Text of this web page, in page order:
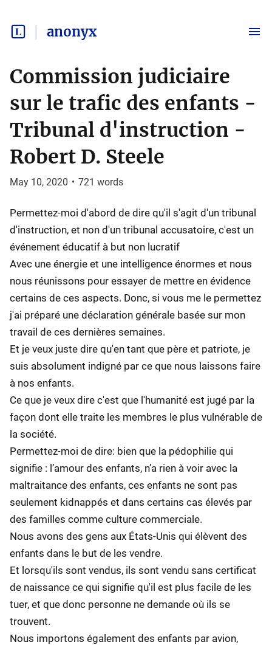
anonyx
Commission judiciaire
sur le trafic des enfants -
Tribunal d'instruction -
Robert D. Steele
May 10, 2020 • 721 words
Permettez-moi d'abord de dire qu'il s'agit d'un tribunal
d'instruction, et non d'un tribunal accusatoire, c'est un
événement éducatif à but non lucratif
Avec une énergie et une intelligence énormes et nous
nous réunissons pour essayer de mettre en évidence
certains de ces aspects. Donc, si vous me le permettez
j'ai préparé une déclaration générale basée sur mon
travail de ces dernières semaines.
Et je veux juste dire qu'en tant que père et patriote, je
suis absolument indigné par ce que nous laissons faire
à nos enfants.
Ce que je veux dire c'est que l'humanité est jugé par la
façon dont elle traite les membres le plus vulnérable de
la société.
Permettez-moi de dire: bien que la pédophilie qui
signifie : l’amour des enfants, n’a rien à voir avec la
maltraitance des enfants, ces enfants ne sont pas
seulement kidnappés et dans certains cas élevés par
des familles comme culture commerciale.
Nous avons des gens aux États-Unis qui élèvent des
enfants dans le but de les vendre.
Et lorsqu'ils sont vendus, ils sont vendu sans certificat
de naissance ce qui signifie qu'il est plus facile de les
tuer, et que donc personne ne demande où ils se
trouvent.
Nous importons également des enfants par avion,